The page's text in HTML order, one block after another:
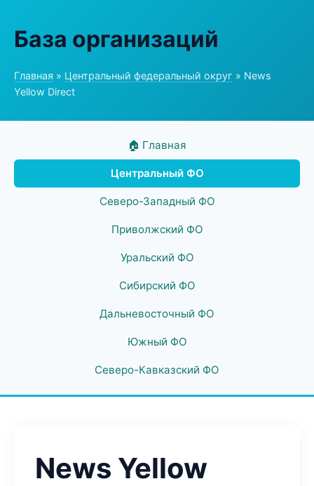
База организаций
Главная » Центральный федеральный округ » News
Yellow Direct
🏠 Главная
Центральный ФО
Северо-Западный ФО
Приволжский ФО
Уральский ФО
Сибирский ФО
Дальневосточный ФО
Южный ФО
Северо-Кавказский ФО
News Yellow